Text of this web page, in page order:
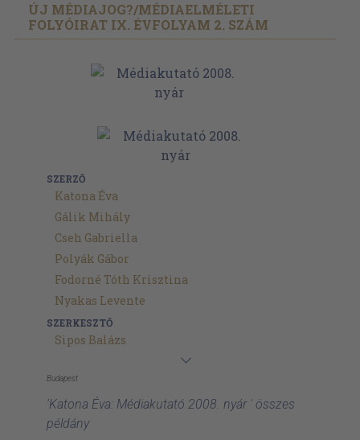
ÚJ MÉDIAJOG?/MÉDIAELMÉLETI
FOLYÓIRAT IX. ÉVFOLYAM 2. SZÁM
SZERZŐ
Katona Éva
Gálik Mihály
Cseh Gabriella
Polyák Gábor
Fodorné Tóth Krisztina
Nyakas Levente
SZERKESZTŐ
Sipos Balázs
Budapest
'Katona Éva: Médiakutató 2008. nyár ' összes
példány